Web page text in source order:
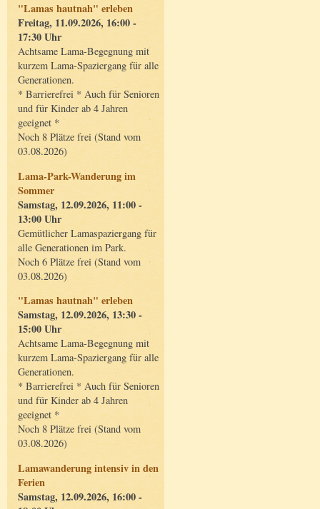
"Lamas hautnah" erleben
Freitag, 11.09.2026, 16:00 -
17:30 Uhr
Achtsame Lama-Begegnung mit
kurzem Lama-Spaziergang für alle
Generationen.
* Barrierefrei * Auch für Senioren
und für Kinder ab 4 Jahren
geeignet *
Noch 8 Plätze frei (Stand vom
03.08.2026)
Lama-Park-Wanderung im
Sommer
Samstag, 12.09.2026, 11:00 -
13:00 Uhr
Gemütlicher Lamaspaziergang für
alle Generationen im Park.
Noch 6 Plätze frei (Stand vom
03.08.2026)
"Lamas hautnah" erleben
Samstag, 12.09.2026, 13:30 -
15:00 Uhr
Achtsame Lama-Begegnung mit
kurzem Lama-Spaziergang für alle
Generationen.
* Barrierefrei * Auch für Senioren
und für Kinder ab 4 Jahren
geeignet *
Noch 8 Plätze frei (Stand vom
03.08.2026)
Lamawanderung intensiv in den
Ferien
Samstag, 12.09.2026, 16:00 -